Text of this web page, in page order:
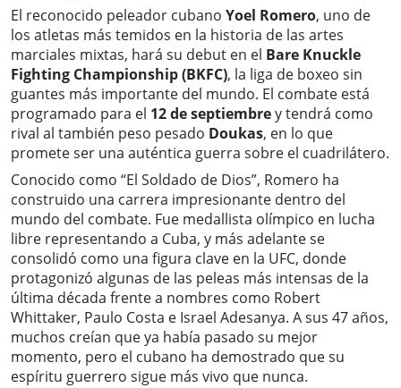
El reconocido peleador cubano Yoel Romero, uno de
los atletas más temidos en la historia de las artes
marciales mixtas, hará su debut en el Bare Knuckle
Fighting Championship (BKFC), la liga de boxeo sin
guantes más importante del mundo. El combate está
programado para el 12 de septiembrey tendrá como
rival al también peso pesado Doukas, en lo que
promete ser una auténtica guerra sobre el cuadrilátero.
Conocido como “El Soldado de Dios”, Romero ha
construido una carrera impresionante dentro del
mundo del combate. Fue medallista olímpico en lucha
libre representando a Cuba, y más adelante se
consolidó como una figura clave en la UFC, donde
protagonizó algunas de las peleas más intensas de la
última década frente a nombres como Robert
Whittaker, Paulo Costa e Israel Adesanya. A sus 47 años,
muchos creían que ya había pasado su mejor
momento, pero el cubano ha demostrado que su
espíritu guerrero sigue más vivo que nunca.